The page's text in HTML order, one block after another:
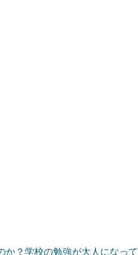
か？学校の勉強が大人になっ